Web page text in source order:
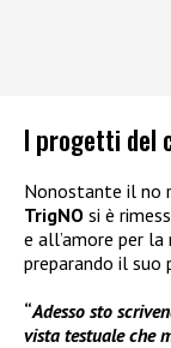
I progetti del
Nonostante il no
TrigNO si è
e all’amore per
preparando il suo
“Adesso sto
vista testuale che